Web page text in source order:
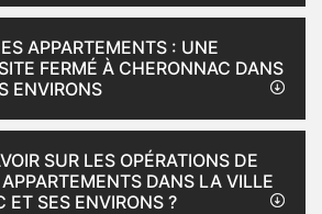
APPARTEMENTS : UNE
FERMÉ À CHERONNAC DANS
ENVIRONS
SUR LES OPÉRATIONS DE
DANS LA VILLE
ET SES ENVIRONS ?